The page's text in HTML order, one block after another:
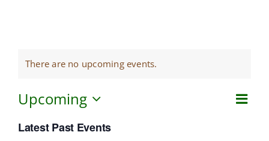
There are no upcoming events.
List
Upcoming
date.
Latest Past Events